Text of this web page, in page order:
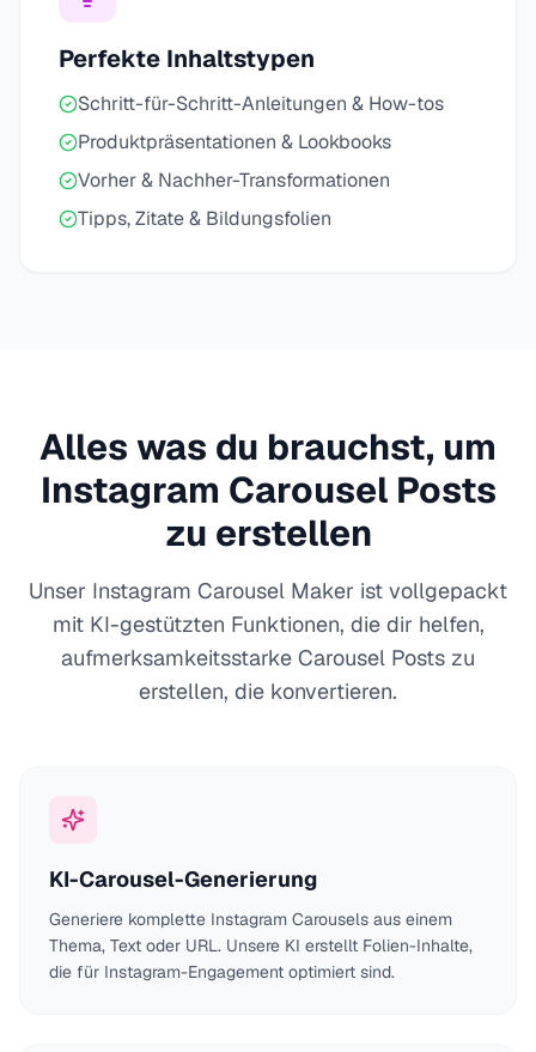
Perfekte Inhaltstypen
Schritt-für-Schritt-Anleitungen & How-tos
Produktpräsentationen & Lookbooks
Vorher & Nachher-Transformationen
Tipps, Zitate & Bildungsfolien
Alles was du brauchst, um
Instagram Carousel Posts
zu erstellen
Unser Instagram Carousel Maker ist vollgepackt
mit KI-gestützten Funktionen, die dir helfen,
aufmerksamkeitsstarke Carousel Posts zu
erstellen, die konvertieren.
KI-Carousel-Generierung
Generiere komplette Instagram Carousels aus einem
Thema, Text oder URL. Unsere KI erstellt Folien-Inhalte,
die für Instagram-Engagement optimiert sind.